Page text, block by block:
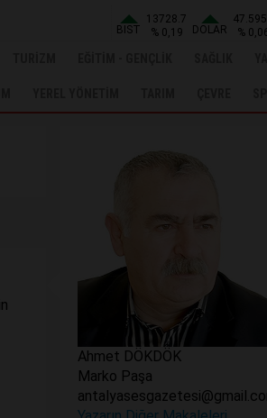
BIST
13728.7
% 0,19
DOLAR
%
Ahmet DÖKDÖK
Marko Paşa